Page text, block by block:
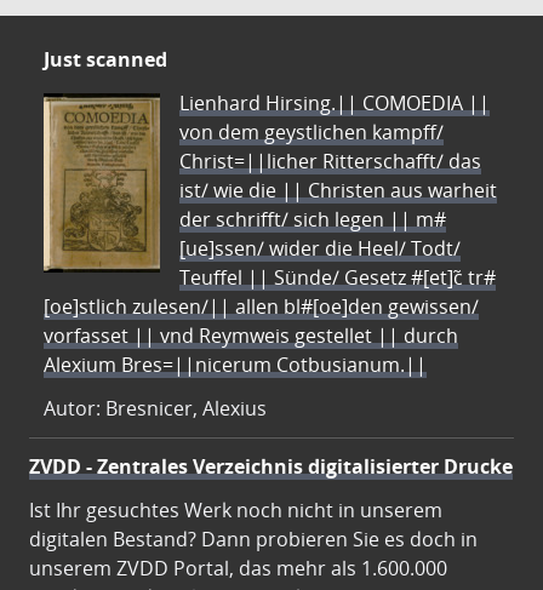
Just scanned
Lienhard Hirsing.|| COMOEDIA ||
von dem geystlichen kampff/
Christ=||licher Ritterschafft/ das
ist/ wie die || Christen aus warheit
der schrifft/ sich legen || m#
[ue]ssen/ wider die Heel/ Todt/
Teuffel || Sünde/ Gesetz #[et]c̃ tr#
[oe]stlich zulesen/|| allen bl#[oe]den gewissen/
vorfasset || vnd Reymweis gestellet || durch
Alexium Bres=||nicerum Cotbusianum.||
Autor: Bresnicer, Alexius
ZVDD - Zentrales Verzeichnis digitalisierter Drucke
Ist Ihr gesuchtes Werk noch nicht in unserem
digitalen Bestand? Dann probieren Sie es doch in
unserem ZVDD Portal, das mehr als 1.600.000